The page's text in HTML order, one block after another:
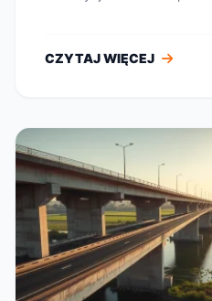
CZYTAJ WIĘCEJ